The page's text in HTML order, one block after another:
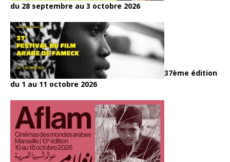
du 28 septembre au 3 octobre 2026
37ème édition
du 1 au 11 octobre 2026